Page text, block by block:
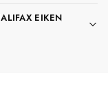
EIKEN